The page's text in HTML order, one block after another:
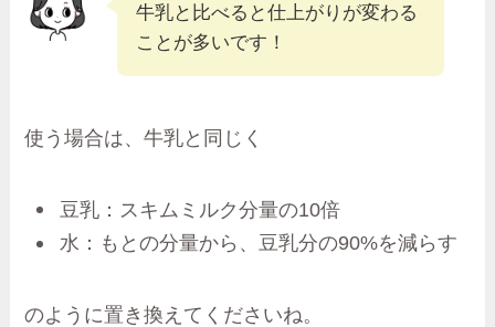
牛乳と比べると仕上がりが変わる
ことが多いです！
使う場合は、牛乳と同じく
豆乳：スキムミルク分量の10倍
水：もとの分量から、豆乳分の90%を減らす
のように置き換えてくださいね。